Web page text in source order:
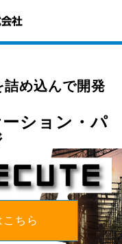
め込んで開発
ション・パ
ちら